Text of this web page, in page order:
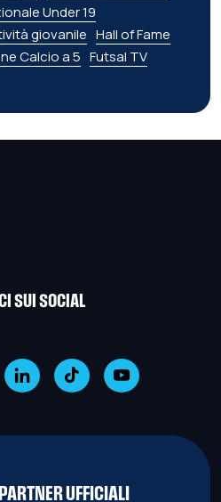
Under 19
giovanile Hall of Fame
Calcio a 5 Futsal TV
SUI SOCIAL
UFFICIALI